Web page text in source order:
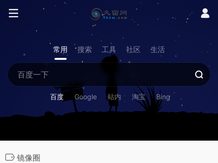
常用 搜索 工具 社区 生活
百度 Google 站内 淘宝 Bing
镜像圈